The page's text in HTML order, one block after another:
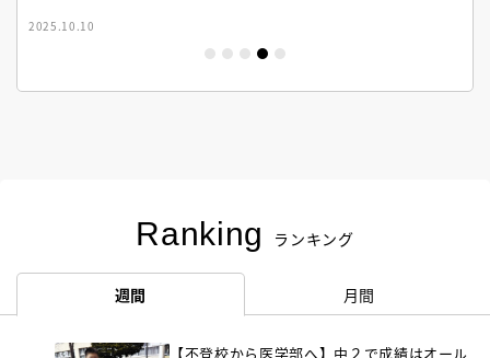
2025.10.10
Ranking ランキング
週間 月間
【不登校から医学部へ】中２で成績はオール